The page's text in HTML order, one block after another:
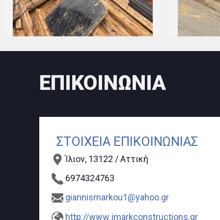
ΕΠΙΚΟΙΝΩΝΙΑ
ΣΤΟΙΧΕΙΑ ΕΠΙΚΟΙΝΩΝΙΑΣ
Ίλιον, 13122 / Αττική
6974324763
giannismarkou1@yahoo.gr
http://www.jmarkconstructions.gr